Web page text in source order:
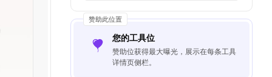
赞助此位置
您的工具位
赞助位获得最大曝光，展示在每条工具
详情页侧栏。